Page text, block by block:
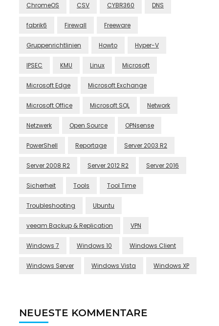
ChromeOS CSV CYBR360 DNS
fabrik6 Firewall Freeware
Gruppenrichtlinien Howto Hyper-V
IPSEC KMU Linux Microsoft
Microsoft Edge Microsoft Exchange
Microsoft Office Microsoft SQL Network
Netzwerk Open Source OPNsense
PowerShell Reportage Server 2003 R2
Server 2008 R2 Server 2012 R2 Server 2016
Sicherheit Tools Tool Time
Troubleshooting Ubuntu
veeam Backup & Replication VPN
Windows 7 Windows 10 Windows Client
Windows Server Windows Vista Windows XP
NEUESTE KOMMENTARE